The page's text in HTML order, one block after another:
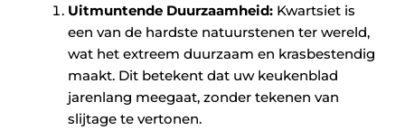
Uitmuntende Duurzaamheid: Kwartsiet is
een van de hardste natuurstenen ter wereld,
wat het extreem duurzaam en krasbestendig
maakt. Dit betekent dat uw keukenblad
jarenlang meegaat, zonder tekenen van
slijtage te vertonen.